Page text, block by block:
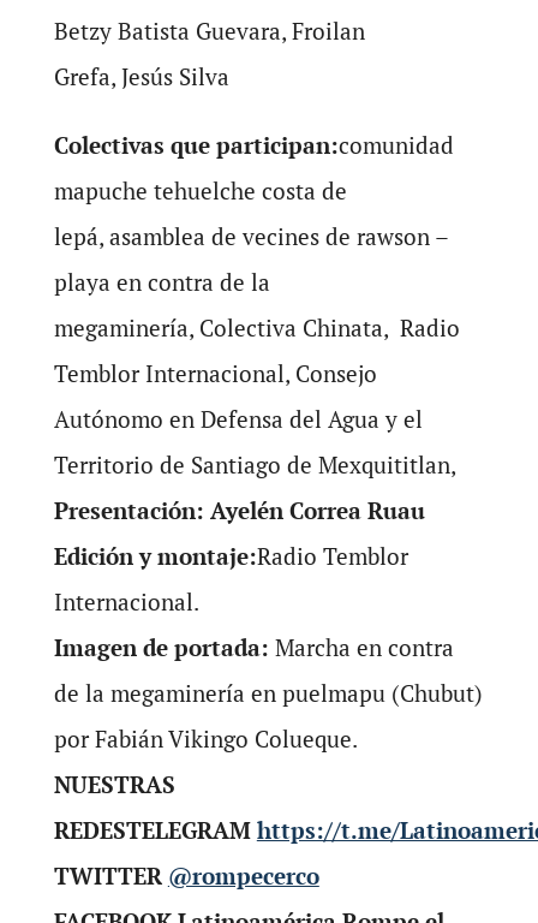
Betzy Batista Guevara, Froilan
Grefa, Jesús Silva
Colectivas que participan:comunidad
mapuche tehuelche costa de
lepá, asamblea de vecines de rawson –
playa en contra de la
megaminería, Colectiva Chinata, Radio
Temblor Internacional, Consejo
Autónomo en Defensa del Agua y el
Territorio de Santiago de Mexquititlan,
Presentación: Ayelén Correa Ruau
Edición y montaje:Radio Temblor
Internacional.
Imagen de portada: Marcha en contra
de la megaminería en puelmapu (Chubut)
por Fabián Vikingo Colueque.
NUESTRAS
REDESTELEGRAM https://t.me/
TWITTER @rompecerco